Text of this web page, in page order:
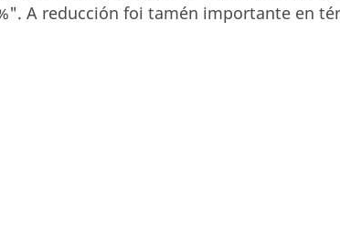
A reducción foi tamén importante en